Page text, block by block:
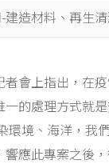
建造材料、再生
會上指出，在
的處理方式就
境、海洋，我
應此專案之後